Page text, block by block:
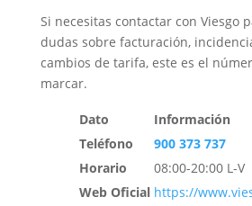
Si necesitas contactar con Viesgo
dudas sobre facturación,
cambios de tarifa, este es el
marcar.
Dato
Información
Teléfono
900 373 737
Horario
08:00-20:00 L-V
Web Oficial https://